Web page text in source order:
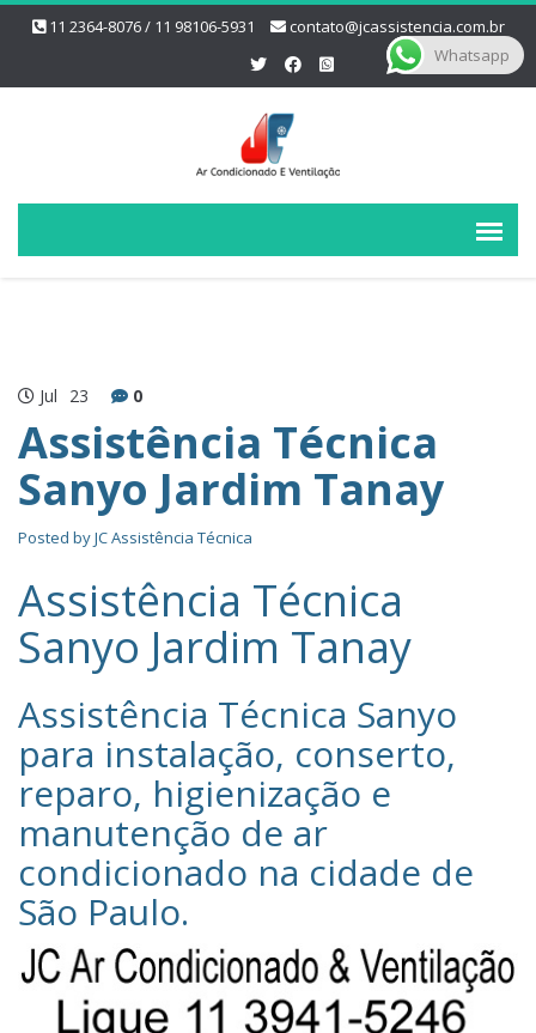
11 2364-8076 / 11 98106-5931 contato@jcassistencia.com.br
Jul 23 0
Assistência Técnica
Sanyo Jardim Tanay
Posted byJC Assistência Técnica
Assistência Técnica
Sanyo Jardim Tanay
Assistência Técnica Sanyo‎
para instalação, conserto,
reparo, higienização e
manutenção de ar
condicionado na cidade de
São Paulo.
Whatsapp